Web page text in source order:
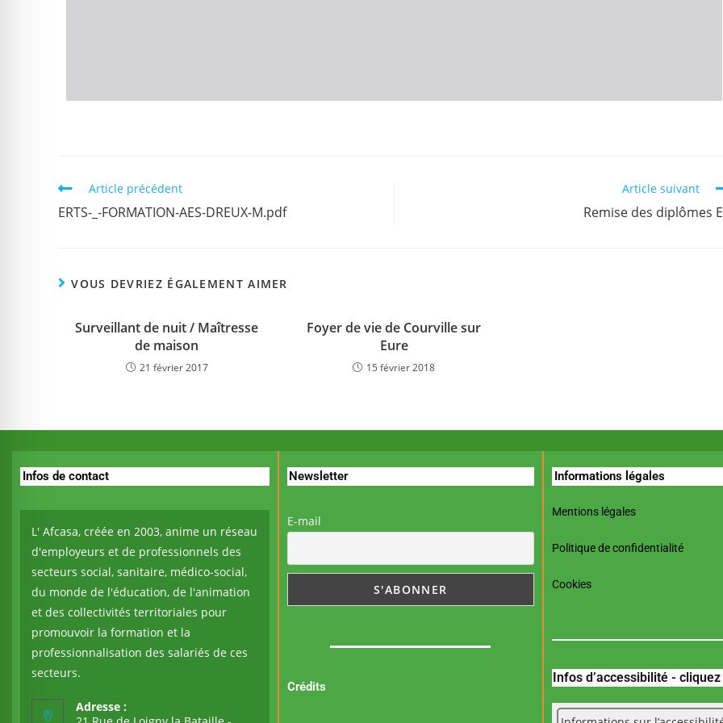
Article précédent
ERTS-_-FORMATION-AES-DREUX-M.pdf
Article suivant
Remise des diplômes
VOUS DEVRIEZ ÉGALEMENT AIMER
Surveillant de nuit / Maîtresse
de maison
21 février 2017
Foyer de vie de Courville sur
Eure
15 février 2018
Infos de contact
L' Afcasa, créée en 2003, anime un réseau
d'employeurs et de professionnels des
secteurs social, sanitaire, médico-social,
du monde de l'éducation, de l'animation
et des collectivités territoriales pour
promouvoir la formation et la
professionnalisation des salariés de ces
secteurs.
Adresse :
Newsletter
E-mail
Crédits
Informations légales
Mentions légales
Politique de confidentialité
Cookies
Infos d’accessibilité -